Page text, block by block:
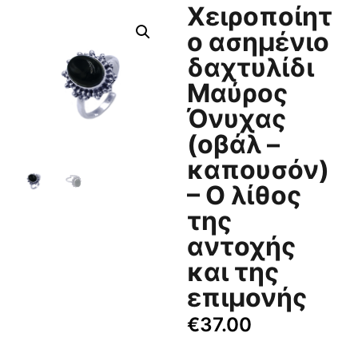
Χειροποίητ
ο ασημένιο
δαχτυλίδι
Μαύρος
Όνυχας
(οβάλ –
καπουσόν)
– Ο λίθος
της
αντοχής
και της
επιμονής
€37.00